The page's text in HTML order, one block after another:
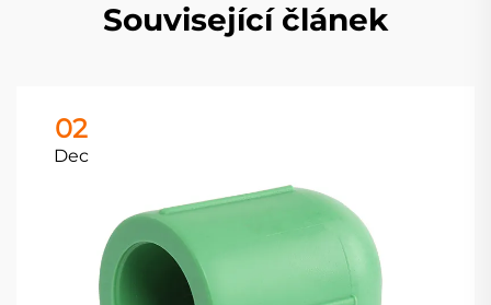
Související článek
02
Dec